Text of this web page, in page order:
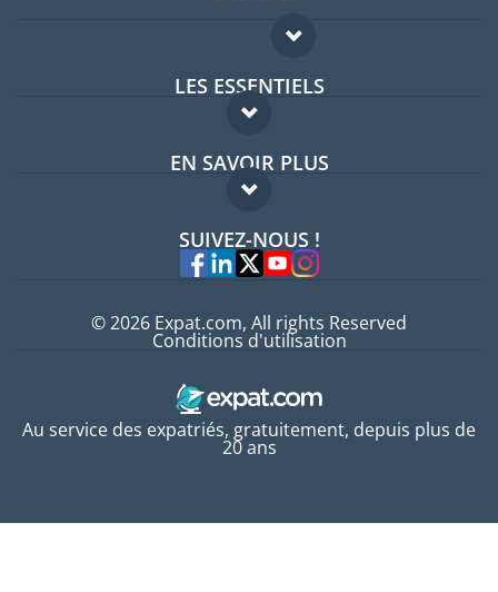
LES ESSENTIELS
Forum expatriés
Guides pays
EN SAVOIR PLUS
FAQ
Experts
SUIVEZ-NOUS !
Au service des expatriés, gratuitement, depuis plus de
20 ans
© 2026 Expat.com, All rights Reserved
Conditions d'utilisation